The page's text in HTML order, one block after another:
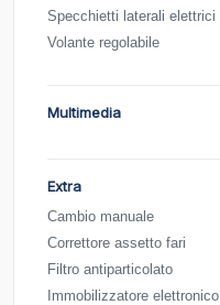
Specchietti laterali elettrici
Volante regolabile
Multimedia
Extra
Cambio manuale
Correttore assetto fari
Filtro antiparticolato
Immobilizzatore elettronico